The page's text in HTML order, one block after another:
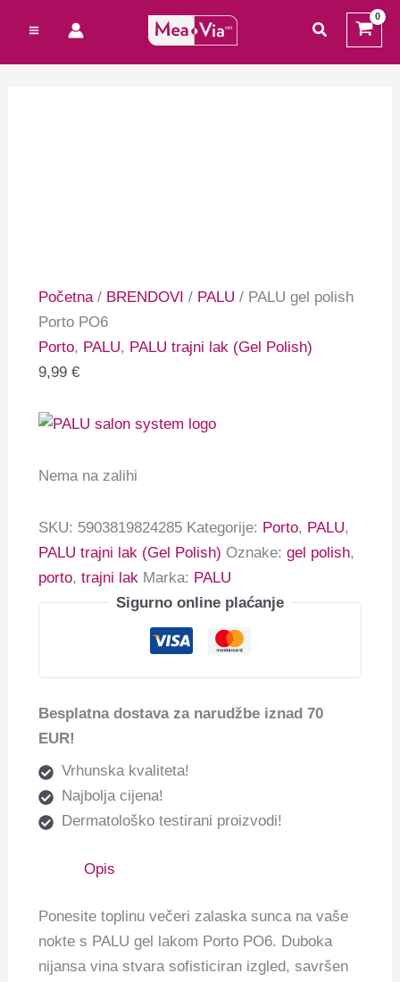
sadržaj
traži
Početna/ BRENDOVI / PALU / PALU gel polish
Porto PO6
Porto, PALU, PALU trajni lak (Gel Polish)
9,99€
Nema na zalihi
SKU: 5903819824285 Kategorije: Porto, PALU,
PALU trajni lak (Gel Polish) Oznake:gel polish,
porto,trajni lak Marka: PALU
Sigurno online plaćanje
Besplatna dostava za narudžbe iznad 70
EUR!
Vrhunska kvaliteta!
Najbolja cijena!
Dermatološko testirani proizvodi!
Opis
Ponesite toplinu večeri zalaska sunca na vaše
nokte s PALU gel lakom Porto PO6. Duboka
nijansa vina stvara sofisticiran izgled, savršen
Total: